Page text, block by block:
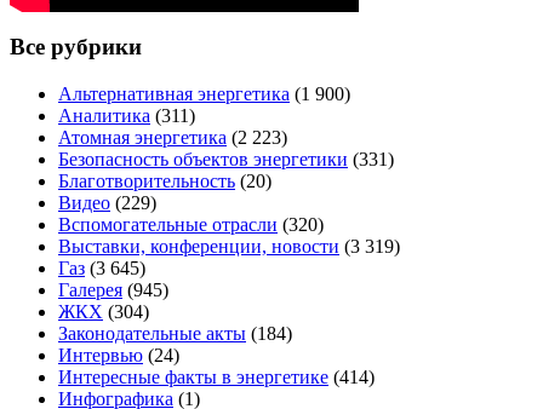
Все рубрики
Альтернативная энергетика (1 900)
Аналитика (311)
Атомная энергетика (2 223)
Безопасность объектов энергетики (331)
Благотворительность (20)
Видео (229)
Вспомогательные отрасли (320)
Выставки, конференции, новости (3 319)
Газ (3 645)
Галерея (945)
ЖКХ (304)
Законодательные акты (184)
Интервью (24)
Интересные факты в энергетике (414)
Инфографика (1)